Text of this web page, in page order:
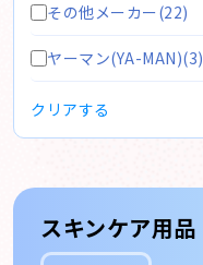
その他メーカー(22)
ヤーマン(YA-MAN)(3)
クリアする
スキンケア用品